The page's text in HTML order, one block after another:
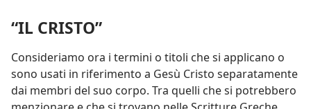
“IL CRISTO”
Consideriamo ora i termini o titoli che si applicano o
sono usati in riferimento a Gesù Cristo separatamente
dai membri del suo corpo. Tra quelli che si potrebbero